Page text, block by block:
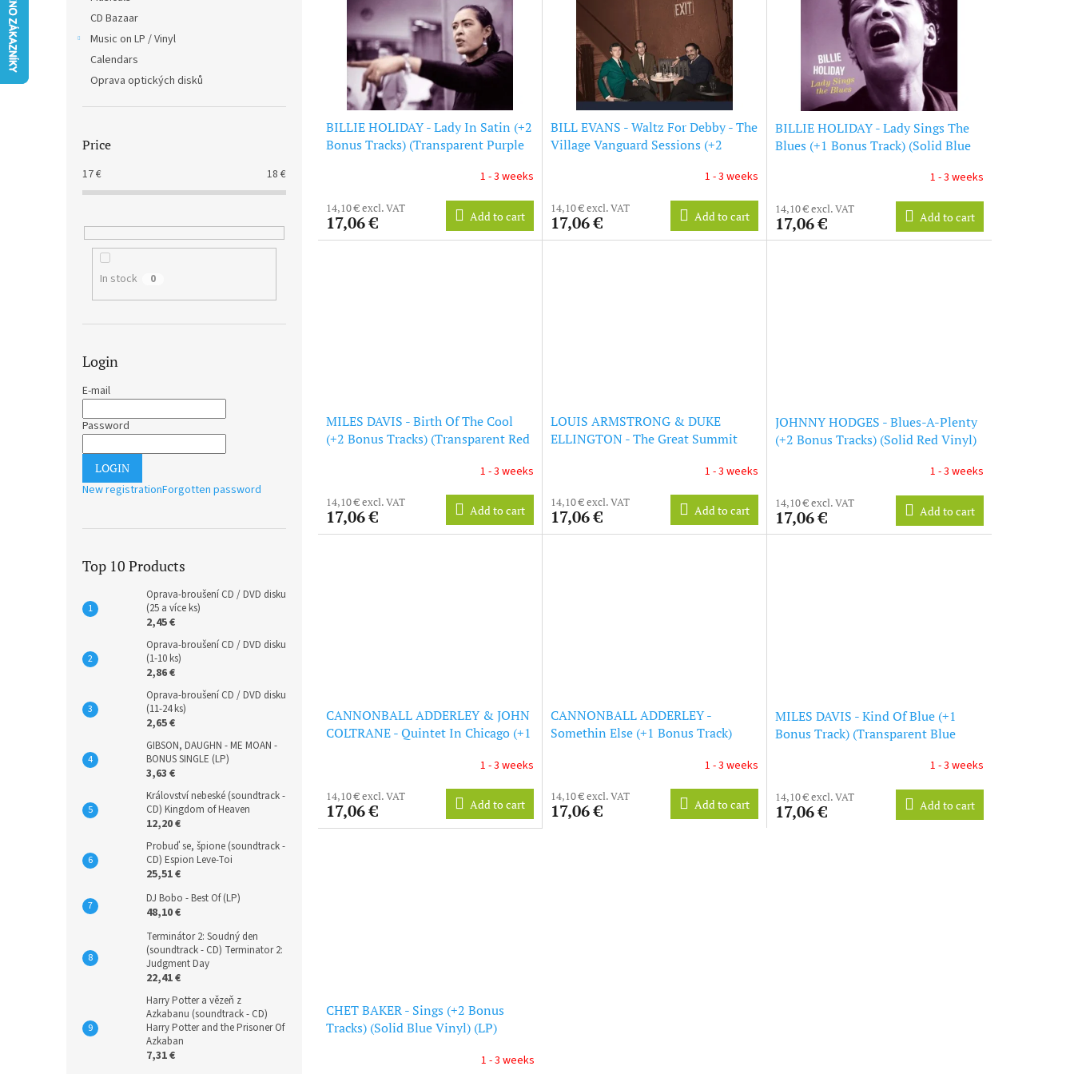
CD Bazaar
Music on LP / Vinyl
Calendars
Oprava optických disků
Price
17€ 18 €
In stock 0
Login
E-mail
Password
LOGIN
New registrationForgotten password
Top 10 Products
Oprava-broušení CD / DVD disku
(25 a více ks)
2,45 €
Oprava-broušení CD / DVD disku
(1-10 ks)
2,86 €
Oprava-broušení CD / DVD disku
(11-24 ks)
2,65 €
GIBSON, DAUGHN - ME MOAN -
BONUS SINGLE (LP)
3,63 €
Království nebeské (soundtrack -
CD) Kingdom of Heaven
12,20 €
Probuď se, špione (soundtrack -
CD) Espion Leve-Toi
25,51 €
DJ Bobo - Best Of (LP)
48,10 €
Terminátor 2: Soudný den
(soundtrack - CD) Terminator 2:
Judgment Day
22,41 €
Harry Potter a vězeň z
Azkabanu (soundtrack - CD)
Harry Potter and the Prisoner Of
Azkaban
7,31 €
BILLIE HOLIDAY - Lady In Satin (+2
Bonus Tracks) (Transparent Purple
1 - 3 weeks
14,10 € excl. VAT
17,06 € Add to cart
BILL EVANS - Waltz For Debby - The
Village Vanguard Sessions (+2
1 - 3 weeks
14,10 € excl. VAT
17,06 € Add to cart
BILLIE HOLIDAY - Lady Sings The
Blues (+1 Bonus Track) (Solid Blue
1 - 3 weeks
14,10 € excl. VAT
17,06 € Add to cart
MILES DAVIS - Birth Of The Cool
(+2 Bonus Tracks) (Transparent Red
1 - 3 weeks
14,10 € excl. VAT
17,06 € Add to cart
LOUIS ARMSTRONG & DUKE
ELLINGTON - The Great Summit
1 - 3 weeks
14,10 € excl. VAT
17,06 € Add to cart
JOHNNY HODGES - Blues-A-Plenty
(+2 Bonus Tracks) (Solid Red Vinyl)
1 - 3 weeks
14,10 € excl. VAT
17,06 € Add to cart
CANNONBALL ADDERLEY & JOHN
COLTRANE - Quintet In Chicago (+1
1 - 3 weeks
14,10 € excl. VAT
17,06 € Add to cart
CANNONBALL ADDERLEY -
Somethin Else (+1 Bonus Track)
1 - 3 weeks
14,10 € excl. VAT
17,06 € Add to cart
MILES DAVIS - Kind Of Blue (+1
Bonus Track) (Transparent Blue
1 - 3 weeks
14,10 € excl. VAT
17,06 € Add to cart
CHET BAKER - Sings (+2 Bonus
Tracks) (Solid Blue Vinyl) (LP)
1 - 3 weeks